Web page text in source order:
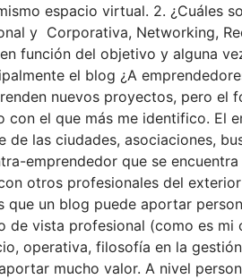
espacio virtual. 2. ¿Cuáles
y Corporativa, Networking,
función del objetivo y alguna
el blog ¿A
nuevos proyectos, pero el
el que más me identifico. El
las ciudades, asociaciones,
emprendedor que se
otros profesionales del
un blog puede aportar
vista profesional (como es mi
operativa, filosofía en la
mucho valor. A nivel